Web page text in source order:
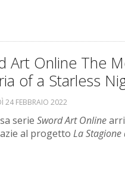
Art Online The
of a Starless
24 FEBBRAIO 2022
serie Sword Art Online
al progetto La